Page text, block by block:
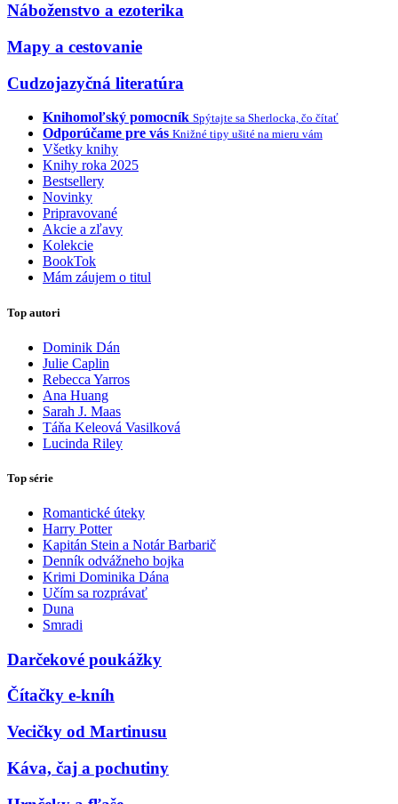
Náboženstvo a ezoterika
Mapy a cestovanie
Cudzojazyčná literatúra
Knihomoľský pomocník Spýtajte sa Sherlocka, čo čítať
Odporúčame pre vás Knižné tipy ušité na mieru vám
Všetky knihy
Knihy roka 2025
Bestsellery
Novinky
Pripravované
Akcie a zľavy
Kolekcie
BookTok
Mám záujem o titul
Top autori
Dominik Dán
Julie Caplin
Rebecca Yarros
Ana Huang
Sarah J. Maas
Táňa Keleová Vasilková
Lucinda Riley
Top série
Romantické úteky
Harry Potter
Kapitán Stein a Notár Barbarič
Denník odvážneho bojka
Krimi Dominika Dána
Učím sa rozprávať
Duna
Smradi
Darčekové poukážky
Čítačky e-kníh
Vecičky od Martinusu
Káva, čaj a pochutiny